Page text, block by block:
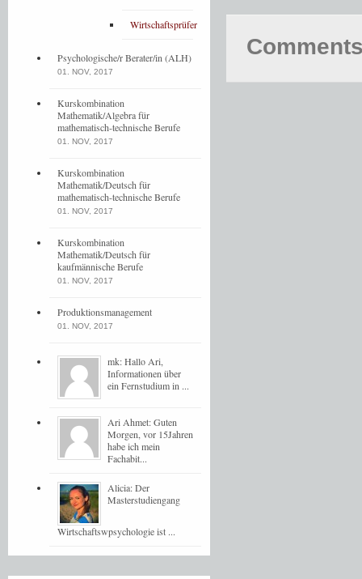
Wirtschaftsprüfer
Psychologische/r Berater/in (ALH)
01. NOV, 2017
Kurskombination
Mathematik/Algebra für
mathematisch-technische Berufe
01. NOV, 2017
Kurskombination
Mathematik/Deutsch für
mathematisch-technische Berufe
01. NOV, 2017
Kurskombination
Mathematik/Deutsch für
kaufmännische Berufe
01. NOV, 2017
Produktionsmanagement
01. NOV, 2017
mk: Hallo Ari,
Informationen über
ein Fernstudium in ...
Ari Ahmet: Guten
Morgen, vor 15Jahren
habe ich mein
Fachabit...
Alicia: Der
Masterstudiengang
Wirtschaftswpsychologie ist ...